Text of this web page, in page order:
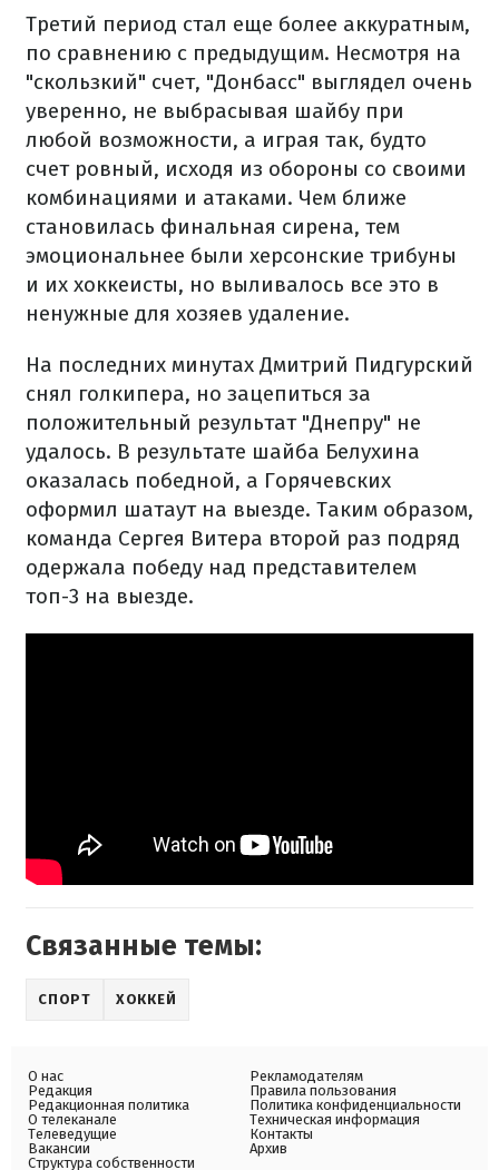
Третий период стал еще более аккуратным,
по сравнению с предыдущим. Несмотря на
"скользкий" счет, "Донбасс" выглядел очень
уверенно, не выбрасывая шайбу при
любой возможности, а играя так, будто
счет ровный, исходя из обороны со своими
комбинациями и атаками. Чем ближе
становилась финальная сирена, тем
эмоциональнее были херсонские трибуны
и их хоккеисты, но выливалось все это в
ненужные для хозяев удаление.
На последних минутах Дмитрий Пидгурский
снял голкипера, но зацепиться за
положительный результат "Днепру" не
удалось. В результате шайба Белухина
оказалась победной, а Горячевских
оформил шатаут на выезде. Таким образом,
команда Сергея Витера второй раз подряд
одержала победу над представителем
топ-3 на выезде.
Связанные темы:
СПОРТ ХОККЕЙ
О нас
Редакция
Редакционная политика
О телеканале
Телеведущие
Вакансии
Структура собственности
Рекламодателям
Правила пользования
Политика конфиденциальности
Техническая информация
Контакты
Архив